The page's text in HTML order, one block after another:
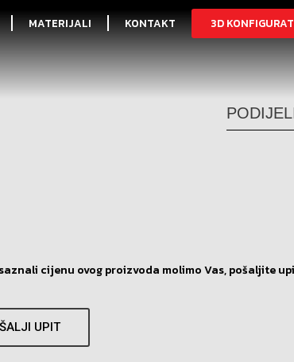
MATERIJALI KONTAKT 3D
cijenu ovog proizvoda molimo Vas, pošaljite
UPIT